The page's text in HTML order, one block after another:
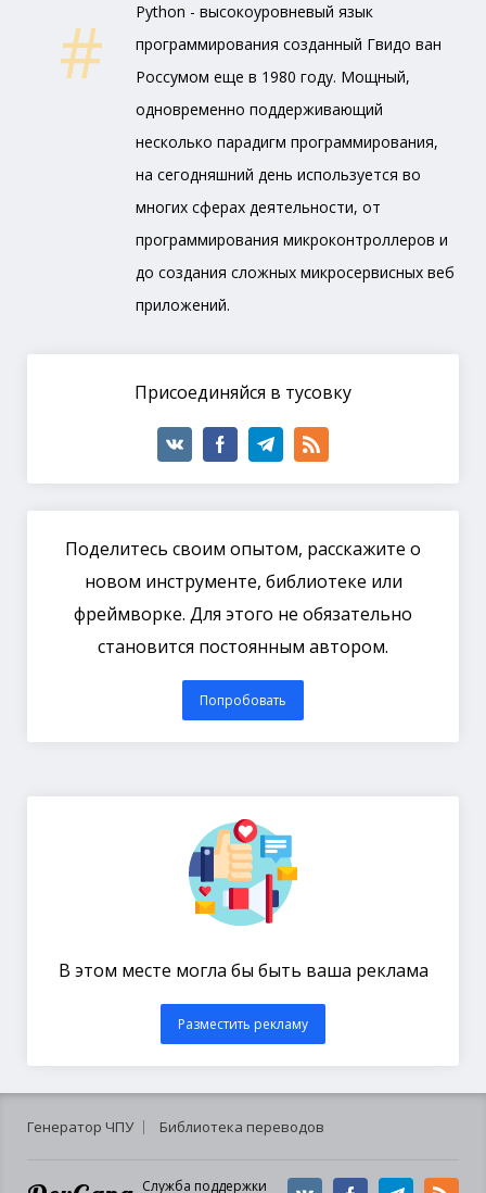
Python - высокоуровневый язык
программирования созданный Гвидо ван
Россумом еще в 1980 году. Мощный,
одновременно поддерживающий
несколько парадигм программирования,
на сегодняшний день используется во
многих сферах деятельности, от
программирования микроконтроллеров и
до создания сложных микросервисных веб
приложений.
Присоединяйся в тусовку
Поделитесь своим опытом, расскажите о
новом инструменте, библиотеке или
фреймворке. Для этого не обязательно
становится постоянным автором.
Попробовать
В этом месте могла бы быть ваша реклама
Разместить рекламу
Генератор ЧПУ Библиотека переводов
Служба поддержки